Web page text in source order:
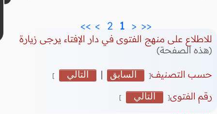
<<
<
1
2
>
>>
للاطلاع على منهج الفتوى في دار الإفتاء يرجى زيارة
(هذه الصفحة)
حسب التصنيف[ السابق | التالي ]
رقم الفتوى[ التالي ]